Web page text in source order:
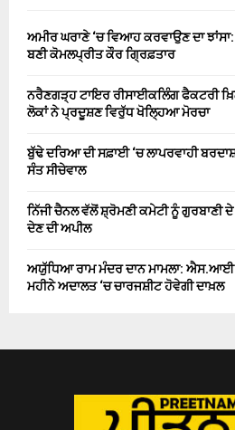
ਅਮੀਰ ਘਰਾਣੇ ‘ਚ ਵਿਆਹ ਕਰਵਾਉਣ ਦਾ
ਬਣੀ ਕੋਮਲਪ੍ਰੀਤ ਕੌਰ ਗ੍ਰਿਫ਼ਤਾਰ
ਨਰੈਣਗੜ੍ਹ ਟਾਇਰ ਰੀਸਾਈਕਲਿੰਗ ਫੈਕਟਰੀ
ਲੋਕਾਂ ਨੇ ਪ੍ਰਦੂਸ਼ਣ ਵਿਰੁੱਧ ਖੋਲ੍ਹਿਆ ਮੋਰਚਾ
ਬੁੱਢੇ ਦਰਿਆ ਦੀ ਸਫ਼ਾਈ ‘ਚ ਲਾਪਰਵਾਹੀ
ਸੰਤ ਸੀਚੇਵਾਲ
ਨਿੱਜੀ ਚੈਨਲ ਵੱਲੋਂ ਸ਼੍ਰੋਮਣੀ ਕਮੇਟੀ ਨੂੰ ਗੁਰਬਾਣੀ
ਦੇਣ ਦੀ ਅਪੀਲ
ਅਯੁੱਧਿਆ ਰਾਮ ਮੰਦਰ ਦਾਨ ਮਾਮਲਾ:
ਮਹੀਨੇ ਅਦਾਲਤ ‘ਚ ਚਾਰਜਸ਼ੀਟ ਹੋਵੇਗੀ ਦਾਖ਼ਲ